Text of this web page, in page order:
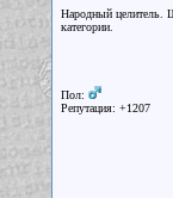
Народный целитель.
категории.
Пол:
Репутация: +1207